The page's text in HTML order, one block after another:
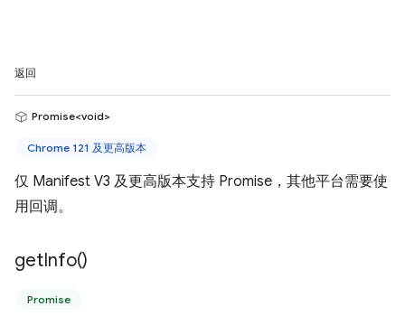
返回
Promise<void>
Chrome 121 及更高版本
仅 Manifest V3 及更高版本支持 Promise，其他平台需要使
用回调。
getInfo()
Promise